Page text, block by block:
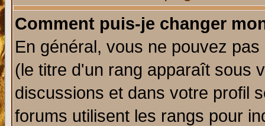
Comment puis-je changer
En général, vous ne pouvez
(le titre d'un rang apparaît sous
discussions et dans votre profil
forums utilisent les rangs pour